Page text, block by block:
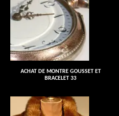
ACHAT DE MONTRE GOUSSET ET
BRACELET 33